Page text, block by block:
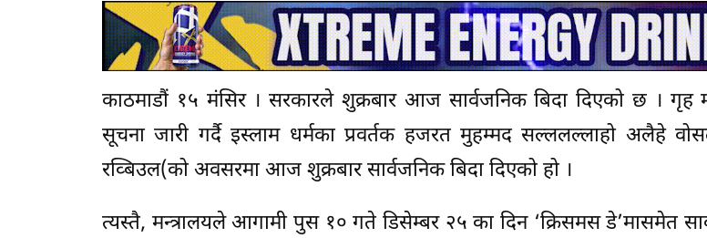
काठमाडौं १५ मंसिर । सरकारले शुक्रबार आज सार्वजनिक बिदा दिएको छ । गृह
सूचना जारी गर्दै इस्लाम धर्मका प्रवर्तक हजरत मुहम्मद सल्ललल्लाहो अलैहे
रव्बिउल(को अवसरमा आज शुक्रबार सार्वजनिक बिदा दिएको हो ।
त्यस्तै, मन्त्रालयले आगामी पुस १० गते डिसेम्बर २५ का दिन ‘क्रिसमस डे’मासमेत